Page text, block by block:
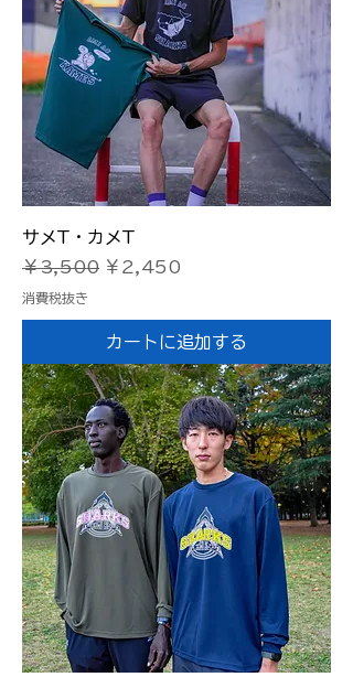
サメT・カメT
通常価格
￥3,500 セール価格
￥2,450
消費税抜き
カートに追加する